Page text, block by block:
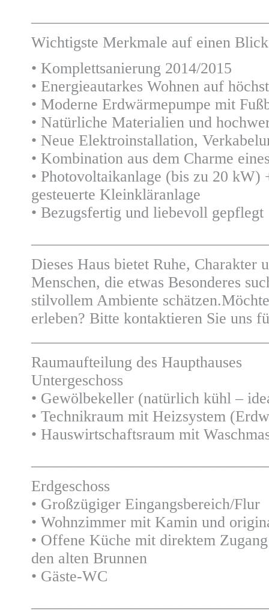
Wichtigste Merkmale auf einen
• Komplettsanierung 2014/2015
• Energieautarkes Wohnen auf
• Moderne Erdwärmepumpe mit
• Natürliche Materialien und
• Neue Elektroinstallation,
• Kombination aus dem Charme
• Photovoltaikanlage (bis zu 20 kW)
gesteuerte Kleinkläranlage
• Bezugsfertig und liebevoll gepflegt
Dieses Haus bietet Ruhe,
Menschen, die etwas Besonderes
stilvollem Ambiente
erleben? Bitte kontaktieren Sie uns
Raumaufteilung des Haupthauses
Untergeschoss
• Gewölbekeller (natürlich kühl –
• Technikraum mit Heizsystem
• Hauswirtschaftsraum mit
Erdgeschoss
• Großzügiger Eingangsbereich/Flur
• Wohnzimmer mit Kamin und
• Offene Küche mit direktem
den alten Brunnen
• Gäste-WC